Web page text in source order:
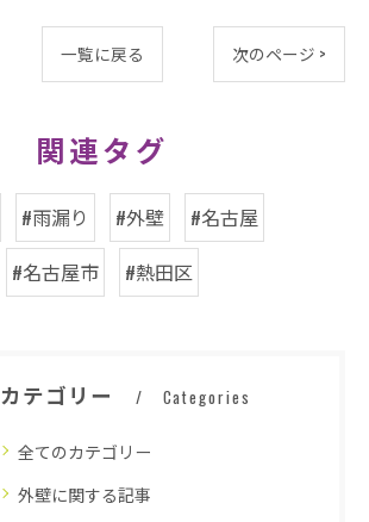
一覧に戻る 次のページ >
関連タグ
#雨漏り #外壁
#名古屋
#名古屋市
#熱田区
カテゴリー Categories
全てのカテゴリー
外壁に関する記事